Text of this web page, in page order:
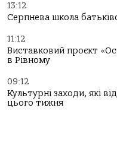
13:12
Серпнева школа
11:12
Виставковий проєкт
в Рівному
09:12
Культурні заходи, які
цього тижня